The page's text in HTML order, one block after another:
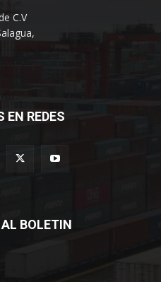
C.V
EN REDES
BOLETIN